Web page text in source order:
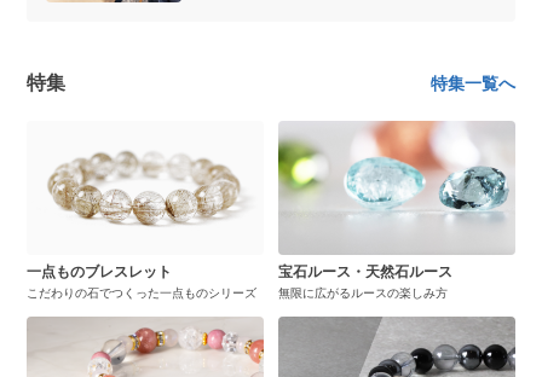
特集 特集一覧へ
一点ものブレスレット
こだわりの石でつくった一点ものシリーズ
宝石ルース・天然石ルース
無限に広がるルースの楽しみ方